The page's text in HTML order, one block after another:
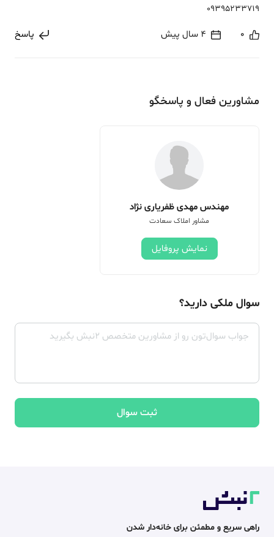
09395233719
0 4 سال پیش پاسخ
مشاورین فعال و پاسخگو
مهندس مهدی ظفریاری نژاد
مشاور املاک سعادت
نمایش پروفایل
سوال ملکی دارید؟
ثبت سوال
راهی سریع و مطمئن برای خانه‌دار شدن